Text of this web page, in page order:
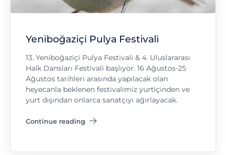
Yeniboğaziçi Pulya Festivali
13.⁠ ⁠Yeniboğaziçi Pulya Festivali & 4. Uluslararası
Halk Dansları Festivali başlıyor. 16 Ağustos-25
Ağustos tarihleri arasında yapılacak olan
heyecanla beklenen festivalimiz yurtiçinden ve
yurt dışından onlarca sanatçıyı ağırlayacak.
Continue reading
"Yeniboğaziçi Pulya Festivali"